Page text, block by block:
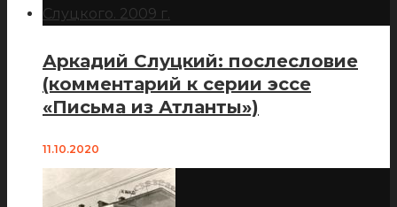
Аркадий Слуцкий: послесловие
(комментарий к серии эссе
«Письма из Атланты»)
11.10.2020